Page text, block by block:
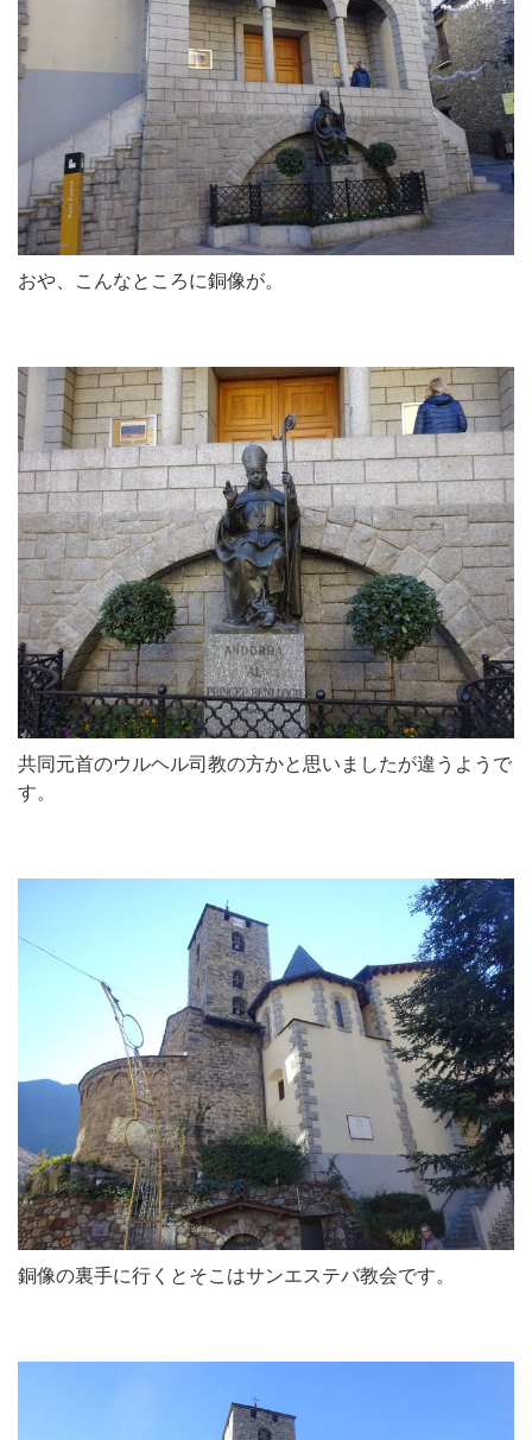
おや、こんなところに銅像が。
共同元首のウルヘル司教の方かと思いましたが違うようで
す。
銅像の裏手に行くとそこはサンエステバ教会です。